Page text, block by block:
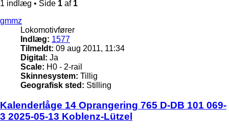
1 indlæg • Side 1 af 1
gmmz
Lokomotivfører
Indlæg: 1577
Tilmeldt: 09 aug 2011, 11:34
Digital: Ja
Scale: H0 - 2-rail
Skinnesystem: Tillig
Geografisk sted: Stilling
Kalenderlåge 14 Oprangering 765 D-DB 101 069-
3 2025-05-13 Koblenz-Lützel